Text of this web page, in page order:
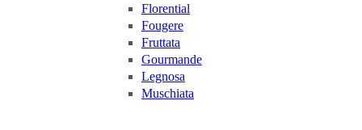
Florential
Fougere
Fruttata
Gourmande
Legnosa
Muschiata